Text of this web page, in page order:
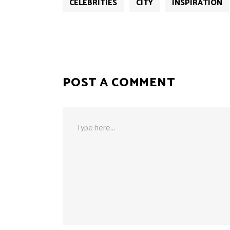
CELEBRITIES CITY INSPIRATION
POST A COMMENT